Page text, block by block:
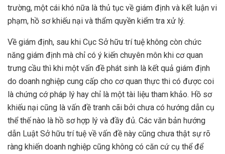
trường, một cái khó nữa là thủ tục về giám định và kết luận vi
phạm, hồ sơ khiếu nại và thẩm quyền kiểm tra xử lý.
Về giám định, sau khi Cục Sở hữu trí tuệ không còn chức
năng giám định mà chỉ có ý kiến chuyên môn khi cơ quan
trưng cầu thì khi một vấn đề phát sinh là kết quả giám định
do doanh nghiệp cung cấp cho cơ quan thực thi có được coi
là chứng cớ pháp lý hay chỉ là một tài liệu tham khảo. Hồ sơ
khiếu nại cũng là vấn đề tranh cãi bởi chưa có hướng dẫn cụ
thể thế nào là hồ sơ hợp lý và đầy đủ. Các văn bản hướng
dẫn Luật Sở hữu trí tuệ về vấn đề này cũng chưa thật sự rõ
ràng khiến doanh nghiệp cũng không có căn cứ cụ thể để